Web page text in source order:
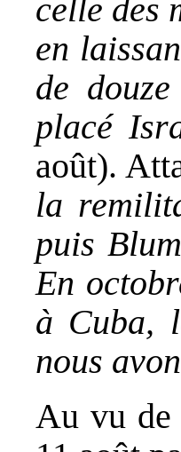
celle des
en
de
placé
août).
la
puis
En
à Cuba,
nous
Au vu de